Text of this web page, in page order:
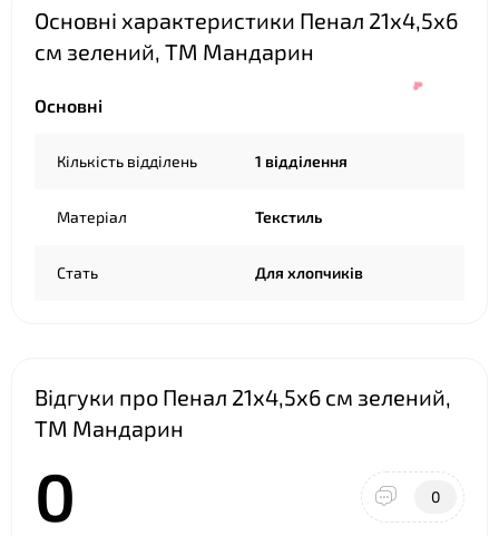
Основні характеристики Пенал 21х4,5х6
см зелений, ТМ Мандарин
Основні
Кількість відділень 1 відділення
Матеріал Текстиль
Стать Для хлопчиків
Відгуки про Пенал 21х4,5х6 см зелений,
ТМ Мандарин
0 0